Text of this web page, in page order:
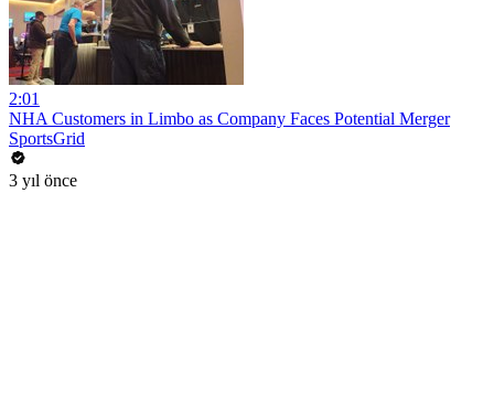
2:01
NHA Customers in Limbo as Company Faces Potential Merger
SportsGrid
3 yıl önce